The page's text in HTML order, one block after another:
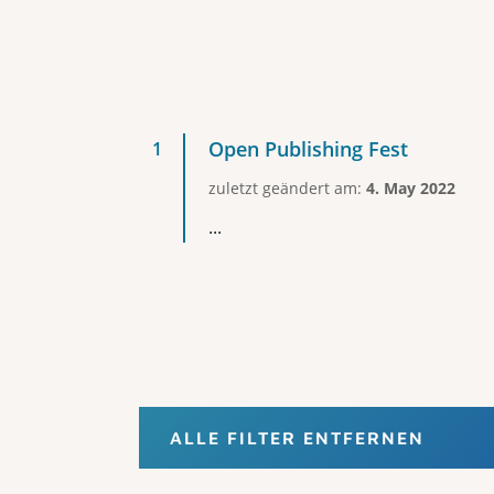
Open Publishing Fest
zuletzt geändert am: 4. May 2022
...
ALLE FILTER ENTFERNEN